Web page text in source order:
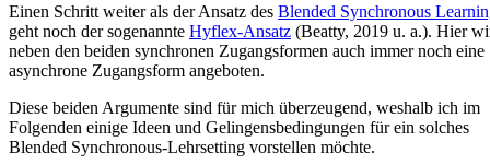
Einen Schritt weiter als der Ansatz des Blended Synchronous
geht noch der sogenannte Hyflex-Ansatz (Beatty, 2019 u. a.). Hier
neben den beiden synchronen Zugangsformen auch immer noch eine
asynchrone Zugangsform angeboten.
Diese beiden Argumente sind für mich überzeugend, weshalb ich im
Folgenden einige Ideen und Gelingensbedingungen für ein solches
Blended Synchronous-Lehrsetting vorstellen möchte.